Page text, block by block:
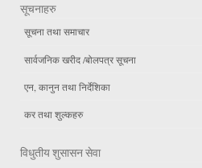
सूचनाहरु
सूचना तथा समाचार
सार्वजनिक खरीद /बोलपत्र सूचना
एन, कानुन तथा निर्देशिका
कर तथा शुल्कहरु
विधुतीय शुसासन सेवा